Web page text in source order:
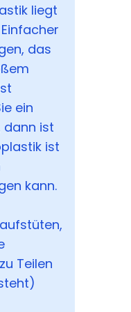
liegt
das
ein
dann ist
ist
kann.
Teilen